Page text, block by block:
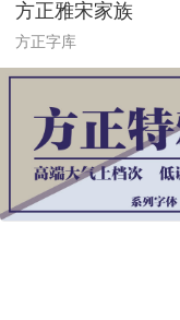
方正雅宋家族
方正字库